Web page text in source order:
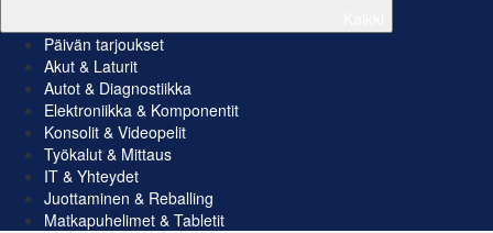
Päivän tarjoukset
Akut & Laturit
Autot & Diagnostiikka
Elektroniikka & Komponentit
Konsolit & Videopelit
Työkalut & Mittaus
IT & Yhteydet
Juottaminen & Reballing
Matkapuhelimet & Tabletit